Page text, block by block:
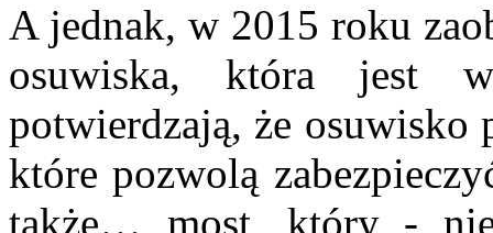
A jednak, w 2015 roku
osuwiska, która jest
potwierdzają, że osuwisko
które pozwolą
także… most, który -